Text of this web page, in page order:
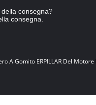
consegna?
consegna.
A Gomito ERPILLAR Del Motore